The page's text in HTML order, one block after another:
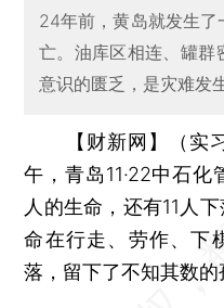
24年前，黄岛就发生
亡。油库区相连、罐群
意识的匮乏，是灾难发
【财新网】（实
午，青岛11·22中石
人的生命，还有11人
命在行走、劳作、下
落，留下了不知其数的